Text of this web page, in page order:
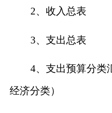
2、收入总表
3、支出总表
4、支出预算分类
经济分类）